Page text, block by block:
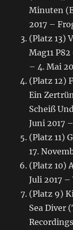
Minuten
2017 –
(Platz 13)
Mag11
– 4. Mai
(Platz 12)
Ein
Scheiß
Juni 2017
(Platz 11)
17.
(Platz 10)
Juli 2017 –
(Platz 9)
Sea Diver